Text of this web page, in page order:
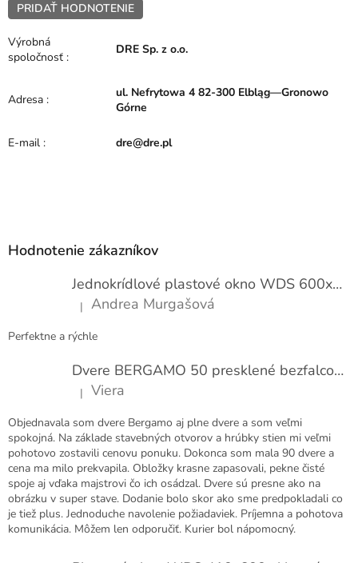
PRIDAŤ HODNOTENIE
V
ý
p
h
n
Výrobná
spoločnosť :
DRE Sp. z o.o.
Adresa :
ul. Nefrytowa 4 82-300 Elbląg—Gronowo
Górne
E-mail : dre@dre.pl
Hodnotenie zákazníkov
Jednokrídlové plastové okno WDS 600x1000
Hodnotenie produktu je 5 z 5 hviezdičiek.
| Andrea Murgašová
Perfektne a rýchle
Dvere BERGAMO 50 presklené bezfalcové EXTRA
Hodnotenie produktu je 5 z 5 hviezdičiek.
| Viera
Objednavala som dvere Bergamo aj plne dvere a som veľmi
spokojná. Na základe stavebných otvorov a hrúbky stien mi veľmi
pohotovo zostavili cenovu ponuku. Dokonca som mala 90 dvere a
cena ma milo prekvapila. Obložky krasne zapasovali, pekne čisté
spoje aj vďaka majstrovi čo ich osádzal. Dvere sú presne ako na
obrázku v super stave. Dodanie bolo skor ako sme predpokladali co
je tiež plus. Jednoduche navolenie požiadaviek. Príjemna a pohotova
komunikácia. Môžem len odporučiť. Kurier bol nápomocný.